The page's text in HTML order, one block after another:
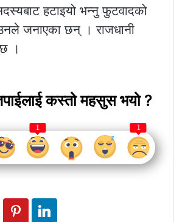
हटाइयो भन्नु फुटवादको
जनाएका छन् । राजधानी
।
कस्तो महसुस भयो ?
1 1